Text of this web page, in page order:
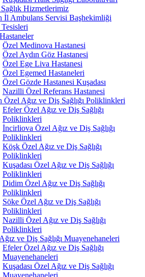
Hizmetlerimiz
İl Ambulans Servisi Başhekimliği
Özel Medinova Hastanesi
Özel Aydın Göz Hastanesi
Özel Ege Liva Hastanesi
Özel Egemed Hastaneleri
Özel Gözde Hastanesi Kuşadası
Nazilli Özel Referans Hastanesi
Özel Ağız ve Diş Sağlığı Poliklinkleri
Efeler Özel Ağız ve Diş Sağlığı
Poliklinkleri
İncirliova Özel Ağız ve Diş Sağlığı
Poliklinkleri
Köşk Özel Ağız ve Diş Sağlığı
Poliklinkleri
Kuşadası Özel Ağız ve Diş Sağlığı
Poliklinkleri
Didim Özel Ağız ve Diş Sağlığı
Poliklinkleri
Söke Özel Ağız ve Diş Sağlığı
Poliklinkleri
Nazilli Özel Ağız ve Diş Sağlığı
Poliklinkleri
ve Diş Sağlığı Muayenehaneleri
Efeler Özel Ağız ve Diş Sağlığı
Muayenehaneleri
Kuşadası Özel Ağız ve Diş Sağlığı
Muayenehaneleri